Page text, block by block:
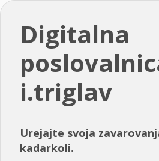
Digitalna
i.triglav
Urejajte svoja
kadarkoli.